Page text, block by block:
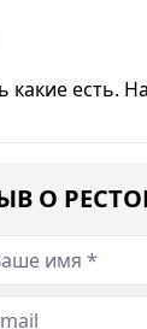
какие есть.
О